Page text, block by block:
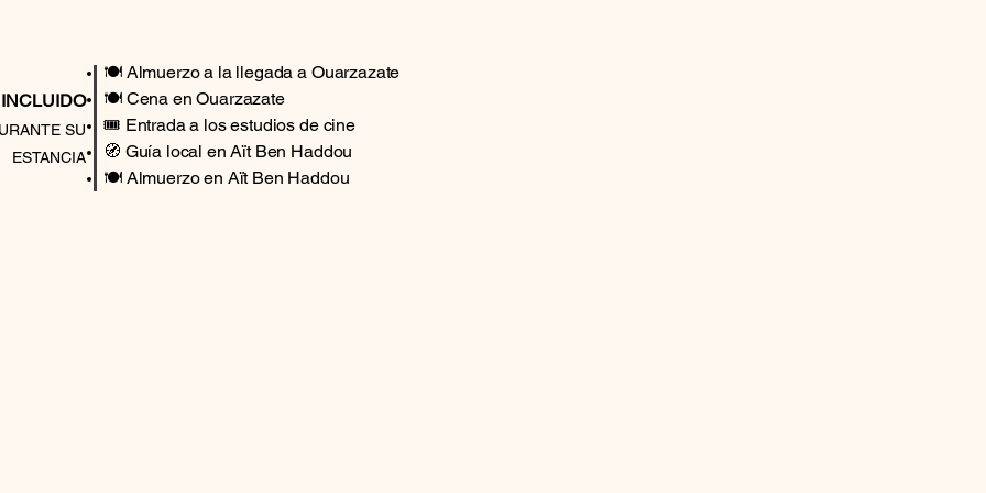
INCLUIDO
SU
ESTANCIA
🍽️ Almuerzo a la llegada a Ouarzazate
🍽️ Cena en Ouarzazate
🎟️ Entrada a los estudios de cine
🧭 Guía local en Aït Ben Haddou
🍽️ Almuerzo en Aït Ben Haddou